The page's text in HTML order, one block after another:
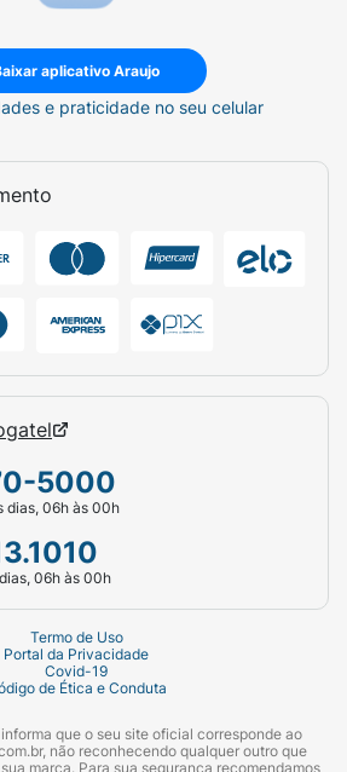
recarregue ou descarte
no fogo. Não transporte
bolso ou na bolsa.
aplicativo Araujo
e praticidade no seu celular
5000
dias, 06h às 00h
06h às 00h
Termo de Uso
Portal da Privacidade
Covid-19
de Ética e Conduta
que o seu site oficial corresponde ao
não reconhecendo qualquer outro que
marca. Para sua segurança recomendamos